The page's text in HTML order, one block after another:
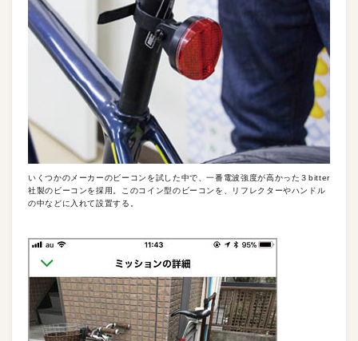
いくつかのメーカーのビーコンを試した中で、一番電波強度が高かった３bitter
社製のビーコンを採用。このコイン型のビーコンを、リフレクターやハンドル
の中などに入れて設置する。